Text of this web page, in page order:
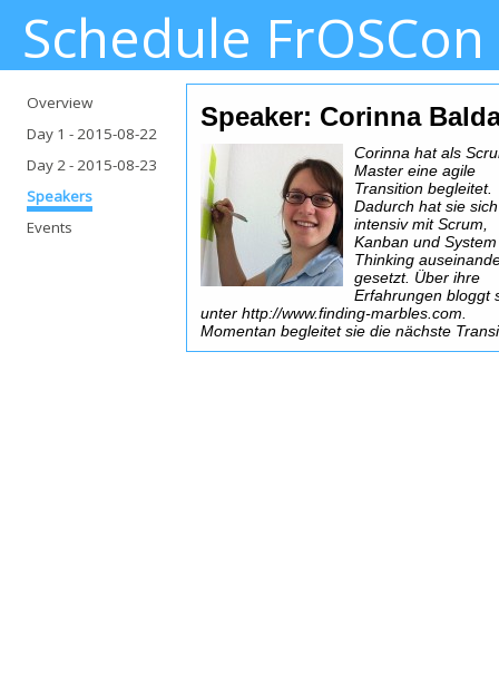
Schedule
Overview
Day 1 - 2015-08-22
Day 2- 2015-08-23
Speakers
Events
Speaker: Corinna
Corinna hat als
Master eine agile
Transition begleitet.
Dadurch hat sie sich
intensiv mit Scrum,
Kanban und System
Thinking
gesetzt. Über ihre
Erfahrungen bloggt
unter http://www.finding-marbles.com.
Momentan begleitet sie die nächste